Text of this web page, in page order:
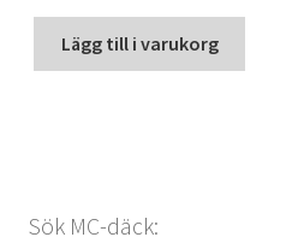
Lägg till i varukorg
Sök MC-däck: